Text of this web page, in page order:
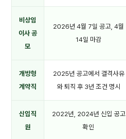
비상임
이사 공
모
2026년 4월 7일 공고, 4월
14일 마감
개방형
계약직
2025년 공고에서 결격사유
와 퇴직 후 3년 조건 명시
신입직
원
2022년, 2024년 신입 공고
확인